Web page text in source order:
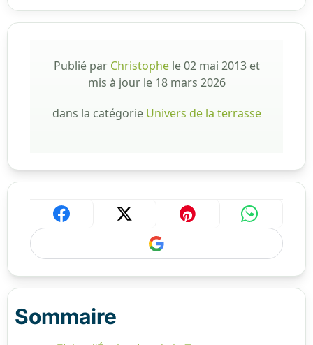
Publié par Christophele02 mai 2013et
mis à jour le 18 mars 2026
dans la catégorie Univers de la terrasse
Sommaire